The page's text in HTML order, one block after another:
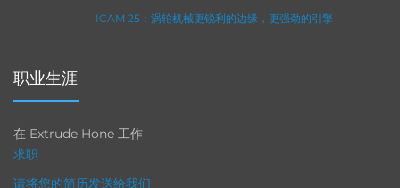
ICAM 25：涡轮机械更锐利的边缘，更强劲的引擎
职业生涯
在 Extrude Hone 工作
求职
请将您的简历发送给我们